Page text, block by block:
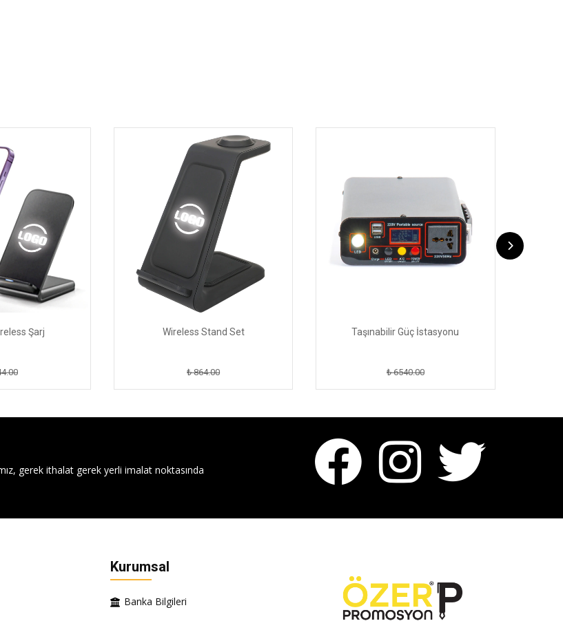
Şarj Wireless Stand Set
₺ 864.00
Taşınabilir Güç İstasyonu
₺ 6540.00
gerek ithalat gerek yerli imalat noktasında
Kurumsal
Banka Bilgileri